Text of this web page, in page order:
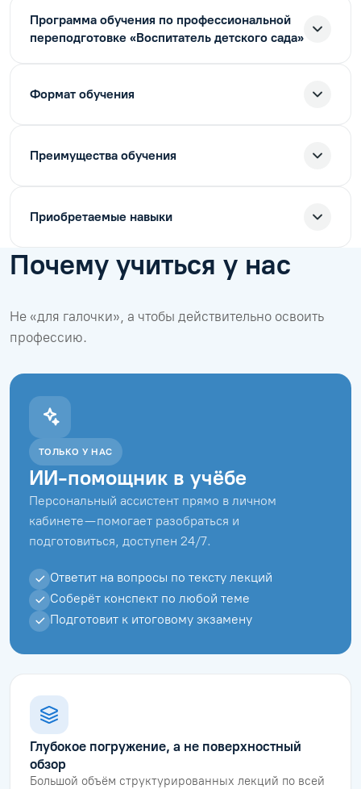
Программа обучения по профессиональной
переподготовке «Воспитатель детского сада»
Формат обучения
Преимущества обучения
Приобретаемые навыки
Почему учиться у нас
Не «для галочки», а чтобы действительно освоить
профессию.
ТОЛЬКО У НАС
ИИ-помощник в учёбе
Персональный ассистент прямо в личном
кабинете — помогает разобраться и
подготовиться, доступен 24/7.
Ответит на вопросы по тексту лекций
Соберёт конспект по любой теме
Подготовит к итоговому экзамену
Глубокое погружение, а не поверхностный
обзор
Большой объём структурированных лекций по всей